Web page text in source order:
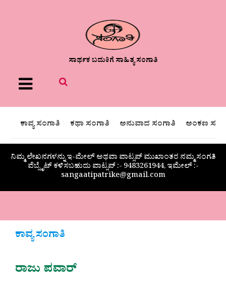
ಸಾರ್ಥಕ ಬದುಕಿಗೆ ಸಾಹಿತ್ಯ ಸಂಗಾತಿ
Menu
ಕಾವ್ಯ ಸಂಗಾತಿ ಕಥಾ ಸಂಗಾತಿ ಅನುವಾದ ಸಂಗಾತಿ ಅಂಕಣ
ನಿಮ್ಮ ಲೇಖನಗಳನ್ನು ಇ-ಮೇಲ್ ಅಥವಾ ವಾಟ್ಸಪ್ ಮುಖಾಂತರ ನಮ್ಮ ಸಂಗತಿ
ವೆಬ್ಸೈಟ್ ಕಳಿಸಬಹುದು ವಾಟ್ಸಪ್‌ :- 9483261944, ಇಮೇಲ್ :-
sangaatipatrike@gmail.com
ಕಾವ್ಯ ಸಂಗಾತಿ
ರಾಜು ಪವಾರ್